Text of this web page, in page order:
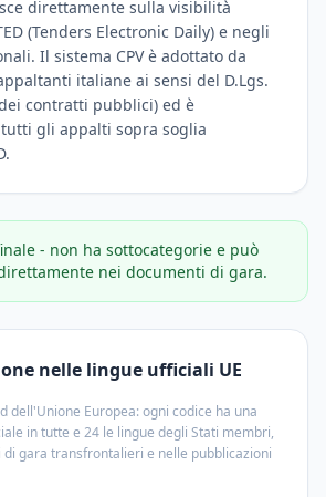
direttamente sulla visibilità
(Tenders Electronic Daily) e negli
Il sistema CPV è adottato da
italiane ai sensi del D.Lgs.
contratti pubblici) ed è
gli appalti sopra soglia
- non ha sottocategorie e può
nei documenti di gara.
nelle lingue ufficiali UE
dell'Unione Europea: ogni codice ha una
in tutte e 24 le lingue degli Stati membri,
di gara transfrontalieri e nelle pubblicazioni